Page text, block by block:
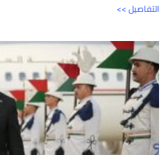
<< التفاصيل